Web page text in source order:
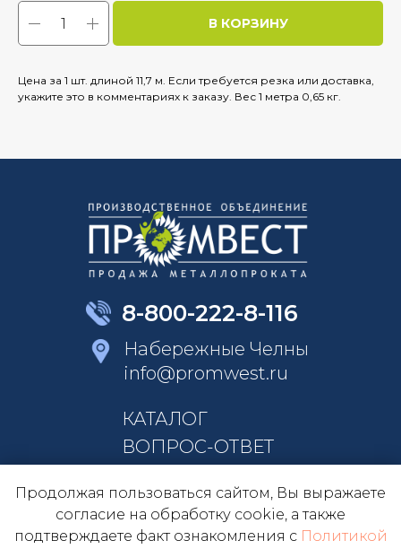
В КОРЗИНУ
Цена за 1 шт. длиной 11,7 м. Если требуется резка или доставка,
укажите это в комментариях к заказу. Вес 1 метра 0,65 кг.
КАТАЛОГ
ВОПРОС-ОТВЕТ
О КОМПАНИИ
8-800-222-8-116
Набережные Челны
info@promwest.ru
Продолжая пользоваться сайтом, Вы выражаете
согласие на обработку cookie, а также
подтверждаете факт ознакомления с Политикой